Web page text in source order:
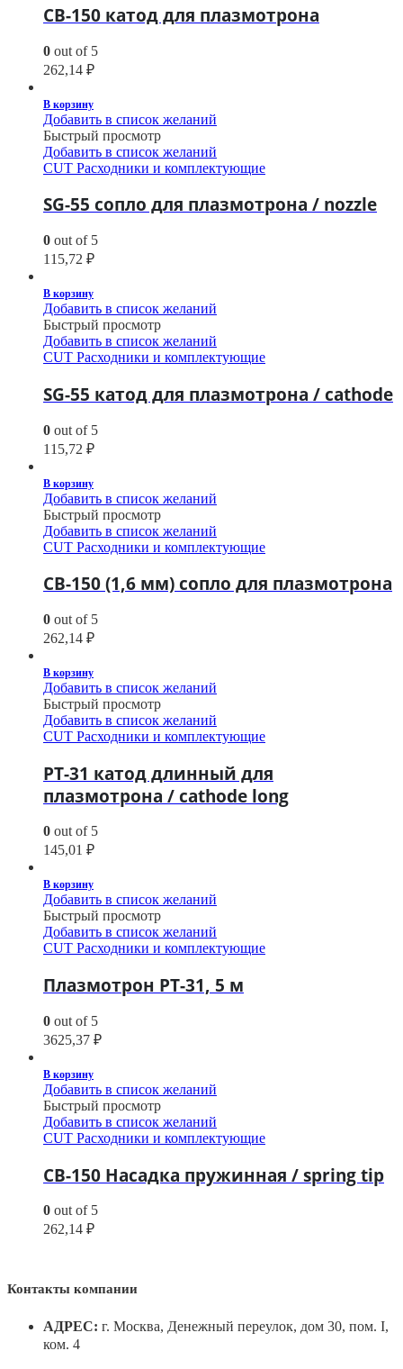
CB-150 катод для плазмотрона
0 out of 5
262,14 ₽
В корзину
Добавить в список желаний
Быстрый просмотр
Добавить в список желаний
CUT Расходники и комплектующие
SG-55 сопло для плазмотрона / nozzle
0 out of 5
115,72 ₽
В корзину
Добавить в список желаний
Быстрый просмотр
Добавить в список желаний
CUT Расходники и комплектующие
SG-55 катод для плазмотрона / cathode
0 out of 5
115,72 ₽
В корзину
Добавить в список желаний
Быстрый просмотр
Добавить в список желаний
CUT Расходники и комплектующие
CB-150 (1,6 мм) сопло для плазмотрона
0 out of 5
262,14 ₽
В корзину
Добавить в список желаний
Быстрый просмотр
Добавить в список желаний
CUT Расходники и комплектующие
PT-31 катод длинный для
плазмотрона / cathode long
0 out of 5
145,01 ₽
В корзину
Добавить в список желаний
Быстрый просмотр
Добавить в список желаний
CUT Расходники и комплектующие
Плазмотрон PT-31, 5 м
0 out of 5
3625,37 ₽
В корзину
Добавить в список желаний
Быстрый просмотр
Добавить в список желаний
CUT Расходники и комплектующие
CB-150 Насадка пружинная / spring tip
0 out of 5
262,14 ₽
Контакты компании
АДРЕС: г. Москва, Денежный переулок, дом 30, пом. I,
ком. 4